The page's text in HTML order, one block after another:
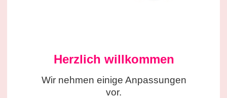
Herzlich willkommen
Wir nehmen einige Anpassungen
vor.